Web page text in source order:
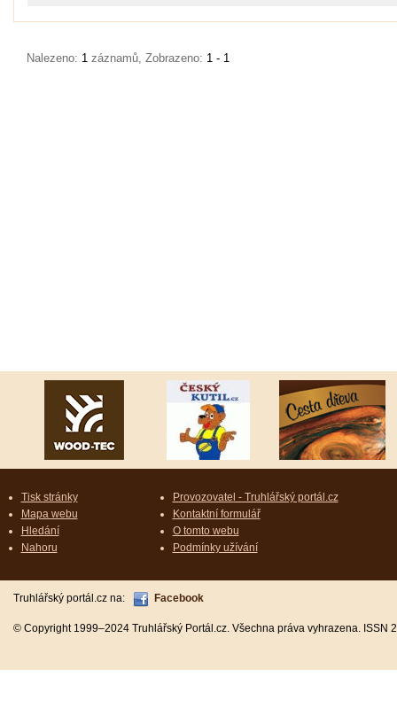
Nalezeno: 1 záznamů, Zobrazeno: 1 - 1
Tisk stránky
Mapa webu
Hledání
Nahoru
Provozovatel - Truhlářský portál.cz
Kontaktní formulář
O tomto webu
Podmínky užívání
Truhlářský portál.cz na: Facebook
© Copyright 1999–2024 Truhlářský Portál.cz. Všechna práva vyhrazena.